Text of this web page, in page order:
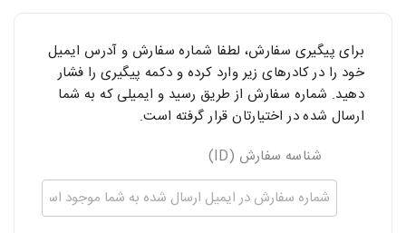
برای پیگیری سفارش، لطفا شماره سفارش و آدرس ایمیل
خود را در کادرهای زیر وارد کرده و دکمه پیگیری را فشار
دهید. شماره سفارش از طریق رسید و ایمیلی که به شما
ارسال شده در اختیارتان قرار گرفته است.
شناسه سفارش (ID)